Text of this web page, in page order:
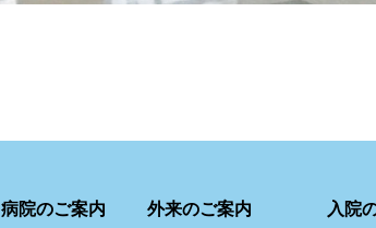
病院のご案内 外来のご案内 入院